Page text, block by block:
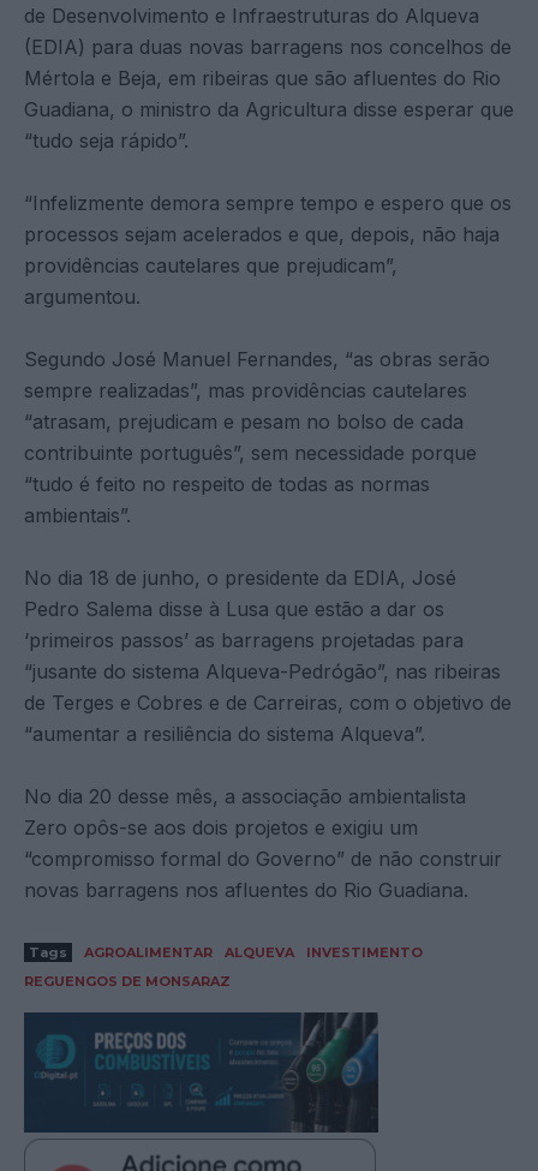
de Desenvolvimento e Infraestruturas do Alqueva
(EDIA) para duas novas barragens nos concelhos de
Mértola e Beja, em ribeiras que são afluentes do Rio
Guadiana, o ministro da Agricultura disse esperar que
“tudo seja rápido”.
“Infelizmente demora sempre tempo e espero que os
processos sejam acelerados e que, depois, não haja
providências cautelares que prejudicam”,
argumentou.
Segundo José Manuel Fernandes, “as obras serão
sempre realizadas”, mas providências cautelares
“atrasam, prejudicam e pesam no bolso de cada
contribuinte português”, sem necessidade porque
“tudo é feito no respeito de todas as normas
ambientais”.
No dia 18 de junho, o presidente da EDIA, José
Pedro Salema disse à Lusa que estão a dar os
‘primeiros passos’ as barragens projetadas para
“jusante do sistema Alqueva-Pedrógão”, nas ribeiras
de Terges e Cobres e de Carreiras, com o objetivo de
“aumentar a resiliência do sistema Alqueva”.
No dia 20 desse mês, a associação ambientalista
Zero opôs-se aos dois projetos e exigiu um
“compromisso formal do Governo” de não construir
novas barragens nos afluentes do Rio Guadiana.
Tags AGROALIMENTAR ALQUEVA
INVESTIMENTO
REGUENGOS DE MONSARAZ